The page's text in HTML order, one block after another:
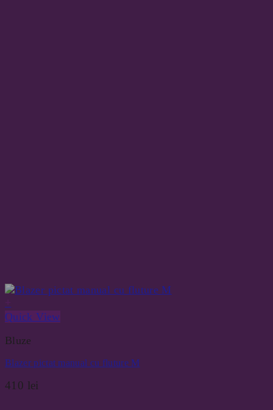
Quick View
Bluze
Blazer pictat manual cu fluture M
410 lei